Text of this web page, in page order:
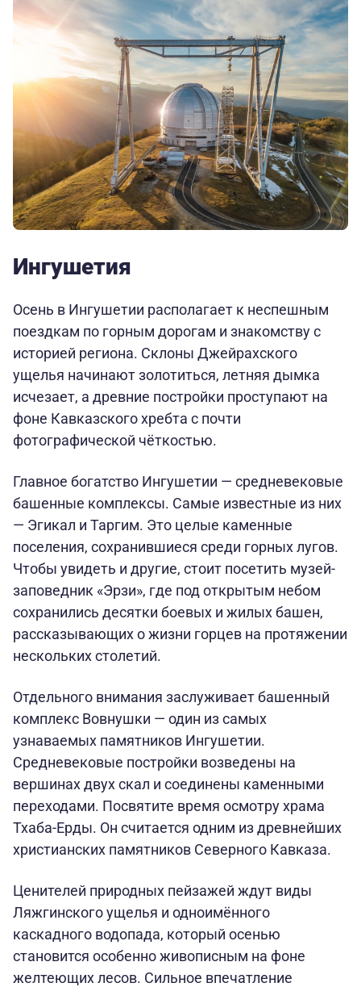
Ингушетия
Осень в Ингушетии располагает к неспешным
поездкам по горным дорогам и знакомству с
историей региона. Склоны Джейрахского
ущелья начинают золотиться, летняя дымка
исчезает, а древние постройки проступают на
фоне Кавказского хребта с почти
фотографической чёткостью.
Главное богатство Ингушетии — средневековые
башенные комплексы. Самые известные из них
— Эгикал и Таргим. Это целые каменные
поселения, сохранившиеся среди горных лугов.
Чтобы увидеть и другие, стоит посетить музей-
заповедник «Эрзи», где под открытым небом
сохранились десятки боевых и жилых башен,
рассказывающих о жизни горцев на протяжении
нескольких столетий.
Отдельного внимания заслуживает башенный
комплекс Вовнушки — один из самых
узнаваемых памятников Ингушетии.
Средневековые постройки возведены на
вершинах двух скал и соединены каменными
переходами. Посвятите время осмотру храма
Тхаба-Ерды. Он считается одним из древнейших
христианских памятников Северного Кавказа.
Ценителей природных пейзажей ждут виды
Ляжгинского ущелья и одноимённого
каскадного водопада, который осенью
становится особенно живописным на фоне
желтеющих лесов. Сильное впечатление